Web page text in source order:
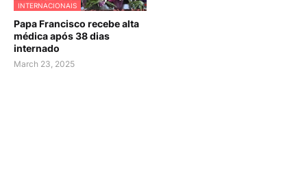
INTERNACIONAIS
Papa Francisco recebe alta
médica após 38 dias
internado
March 23, 2025